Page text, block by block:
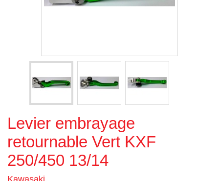
Levier embrayage
retournable Vert KXF
250/450 13/14
Kawasaki